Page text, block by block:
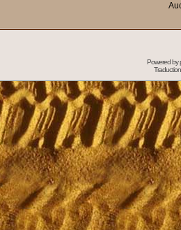
Powered by